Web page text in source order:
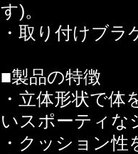
す)。
・取り付けブ
■製品の特徴
・立体形状で
いスポーティな
・クッション